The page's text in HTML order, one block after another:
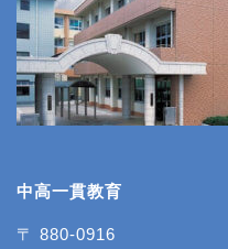
中高一貫教育
〒 880-0916